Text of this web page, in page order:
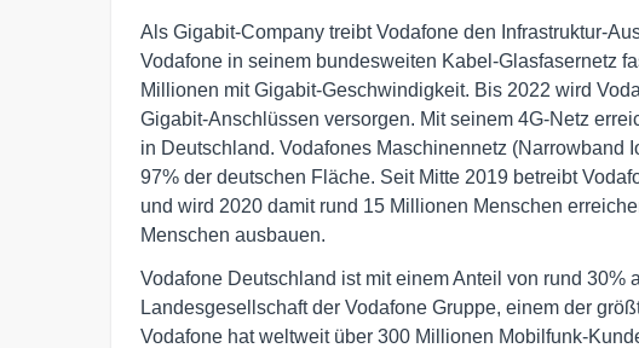
Als Gigabit-Company treibt Vodafone den Infrastruktur-
Vodafone in seinem bundesweiten Kabel-Glasfasernetz
Millionen mit Gigabit-Geschwindigkeit. Bis 2022 wird
Gigabit-Anschlüssen versorgen. Mit seinem 4G-Netz
in Deutschland. Vodafones Maschinennetz (Narrowband
97% der deutschen Fläche. Seit Mitte 2019 betreibt
und wird 2020 damit rund 15 Millionen Menschen
Menschen ausbauen.
Vodafone Deutschland ist mit einem Anteil von rund 30%
Landesgesellschaft der Vodafone Gruppe, einem der
Vodafone hat weltweit über 300 Millionen Mobilfunk-